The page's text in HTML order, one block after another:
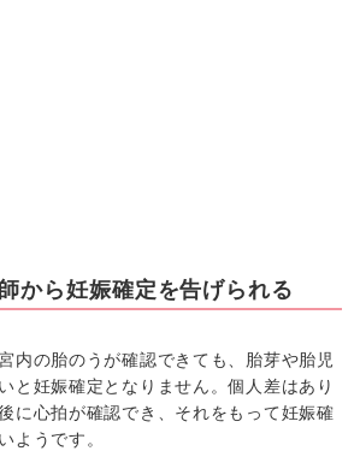
から妊娠確定を告げられる
内の胎のうが確認できても、胎芽や胎児
と妊娠確定となりません。個人差はあり
に心拍が確認でき、それをもって妊娠確
ようです。